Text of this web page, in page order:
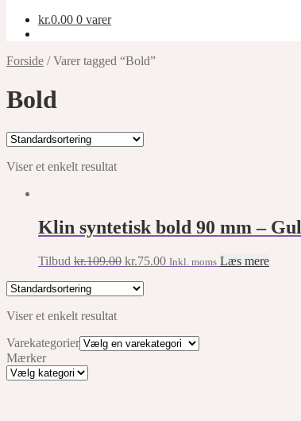
kr.0.00 0 varer
Forside /Varer tagged “Bold”
Bold
Viser et enkelt resultat
Klin syntetisk bold 90 mm – Gul
Tilbud kr.109.00 Original
was:
kr.75.00Current
Inkl. moms Læs mere
Viser et enkelt resultat
Varekategorier
Mærker
Mærker